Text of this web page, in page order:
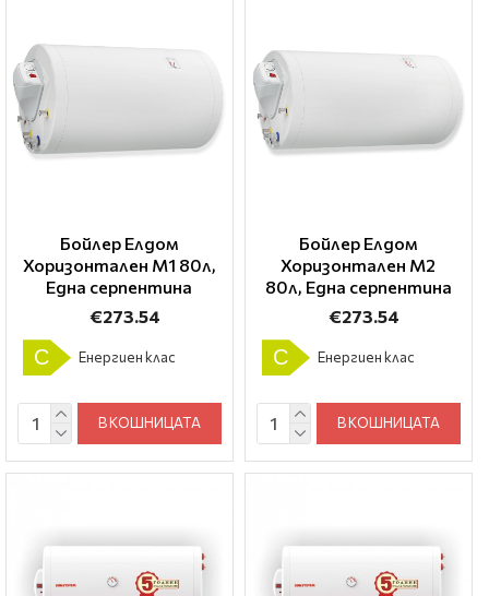
Бойлер Елдом
Хоризонтален М1 80л,
Една серпентина
€273.54
C Енергиен клас
В КОШНИЦАТА
Бойлер Елдом
Хоризонтален М2
80л, Една серпентина
€273.54
C Енергиен клас
В КОШНИЦАТА